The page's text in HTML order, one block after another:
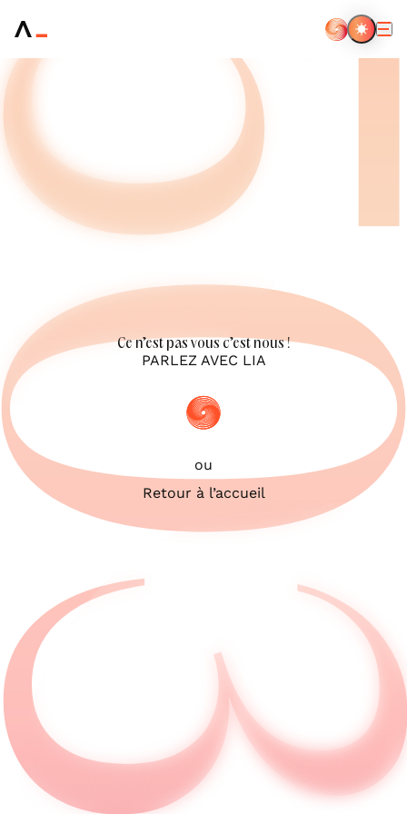
au
principal
Ce n’est pas vous c’est nous !
PARLEZ AVEC LIA
ou
Retour à l’accueil